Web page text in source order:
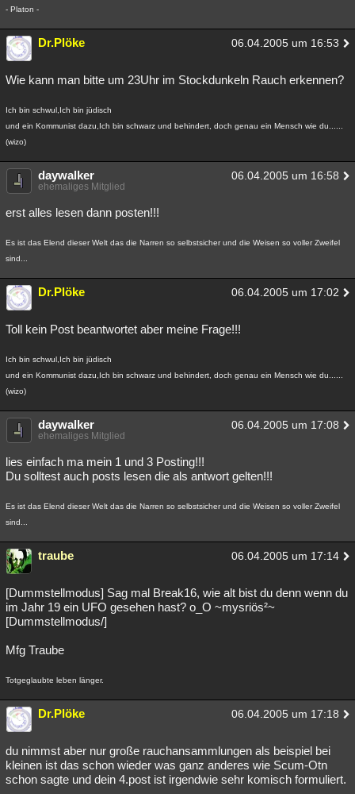
- Platon -
Dr.Plöke 06.04.2005 um 16:53
Wie kann man bitte um 23Uhr im Stockdunkeln Rauch erkennen?
Ich bin schwul,Ich bin jüdisch
und ein Kommunist dazu,Ich bin schwarz und behindert, doch genau ein Mensch wie du......
(wizo)
daywalker 06.04.2005 um 16:58
ehemaliges Mitglied
erst alles lesen dann posten!!!
Es ist das Elend dieser Welt das die Narren so selbstsicher und die Weisen so voller Zweifel
sind...
Dr.Plöke 06.04.2005 um 17:02
Toll kein Post beantwortet aber meine Frage!!!
Ich bin schwul,Ich bin jüdisch
und ein Kommunist dazu,Ich bin schwarz und behindert, doch genau ein Mensch wie du......
(wizo)
daywalker 06.04.2005 um 17:08
ehemaliges Mitglied
lies einfach ma mein 1 und 3 Posting!!!
Du solltest auch posts lesen die als antwort gelten!!!
Es ist das Elend dieser Welt das die Narren so selbstsicher und die Weisen so voller Zweifel
sind...
traube 06.04.2005 um 17:14
[Dummstellmodus] Sag mal Break16, wie alt bist du denn wenn du
im Jahr 19 ein UFO gesehen hast? o_O ~mysriös²~
[Dummstellmodus/]
Mfg Traube
Totgeglaubte leben länger.
Dr.Plöke 06.04.2005 um 17:18
du nimmst aber nur große rauchansammlungen als beispiel bei
kleinen ist das schon wieder was ganz anderes wie Scum-Otn
schon sagte und dein 4.post ist irgendwie sehr komisch formuliert.